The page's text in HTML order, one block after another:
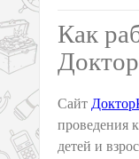
Как
Сайт
проведения
детей и